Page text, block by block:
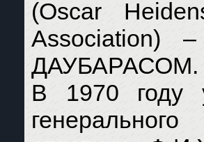
(Oscar
Association)
ДАУБАРАСОМ.
В 1970 году